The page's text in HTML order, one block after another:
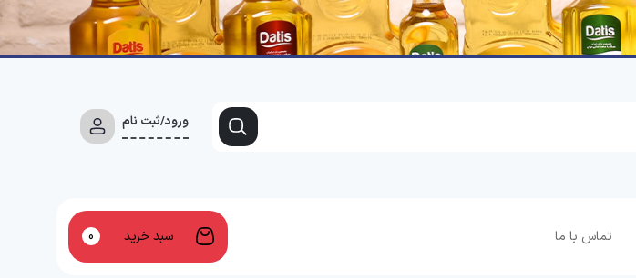
ورود/ثبت نام
تماس با ما سبد خرید 0